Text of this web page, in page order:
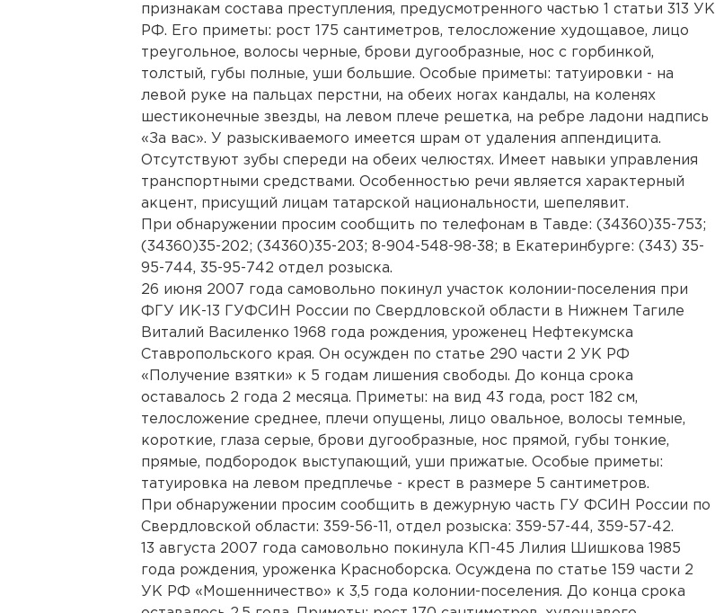
признакам состава преступления, предусмотренного частью 1 статьи 313 УК
РФ. Его приметы: рост 175 сантиметров, телосложение худощавое, лицо
треугольное, волосы черные, брови дугообразные, нос с горбинкой,
толстый, губы полные, уши большие. Особые приметы: татуировки - на
левой руке на пальцах перстни, на обеих ногах кандалы, на коленях
шестиконечные звезды, на левом плече решетка, на ребре ладони надпись
«За вас». У разыскиваемого имеется шрам от удаления аппендицита.
Отсутствуют зубы спереди на обеих челюстях. Имеет навыки управления
транспортными средствами. Особенностью речи является характерный
акцент, присущий лицам татарской национальности, шепелявит.
При обнаружении просим сообщить по телефонам в Тавде: (34360)35-753;
(34360)35-202; (34360)35-203; 8-904-548-98-38; в Екатеринбурге: (343) 35-
95-744, 35-95-742 отдел розыска.
26 июня 2007 года самовольно покинул участок колонии-поселения при
ФГУ ИК-13 ГУФСИН России по Свердловской области в Нижнем Тагиле
Виталий Василенко 1968 года рождения, уроженец Нефтекумска
Ставропольского края. Он осужден по статье 290 части 2 УК РФ
«Получение взятки» к 5 годам лишения свободы. До конца срока
оставалось 2 года 2 месяца. Приметы: на вид 43 года, рост 182 см,
телосложение среднее, плечи опущены, лицо овальное, волосы темные,
короткие, глаза серые, брови дугообразные, нос прямой, губы тонкие,
прямые, подбородок выступающий, уши прижатые. Особые приметы:
татуировка на левом предплечье - крест в размере 5 сантиметров.
При обнаружении просим сообщить в дежурную часть ГУ ФСИН России по
Свердловской области: 359-56-11, отдел розыска: 359-57-44, 359-57-42.
13 августа 2007 года самовольно покинула КП-45 Лилия Шишкова 1985
года рождения, уроженка Красноборска. Осуждена по статье 159 части 2
УК РФ «Мошенничество» к 3,5 года колонии-поселения. До конца срока